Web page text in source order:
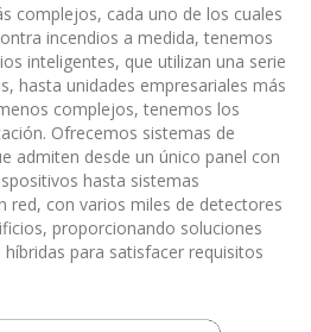
complejos, cada uno de los cuales
incendios a medida, tenemos
inteligentes, que utilizan una serie
hasta unidades empresariales más
complejos, tenemos los
Ofrecemos sistemas de
admiten desde un único panel con
hasta sistemas
red, con varios miles de detectores
proporcionando soluciones
para satisfacer requisitos